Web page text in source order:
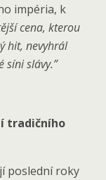
impéria, k
cena, kterou
hit, nevyhrál
síni slávy.”
tradičního
poslední roky